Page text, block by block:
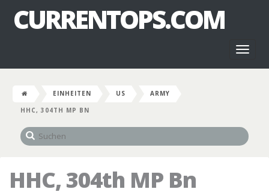
CURRENTOPS.COM
EINHEITEN US
ARMY
HHC, 304TH MP BN
HHC, 304th MP Bn